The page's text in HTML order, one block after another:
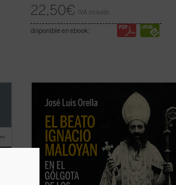
22,50€ IVA incluido
disponible en ebook:
El beato Ignacio Maloyan, arzobispo de
Mardin (Turquía), martirizado en 1915, es
uno de los seis obispos armenios
católicos que fueron víctimas del
genocidio armenio en las primeras
décadas del siglo XX. Este libro descubre
aquella hermosa y ...(ver ficha)